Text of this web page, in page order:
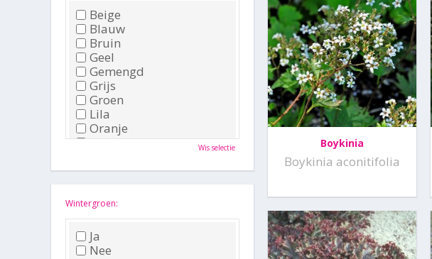
Boykinia
Boykinia aconitifolia
Beige
Blauw
Bruin
Geel
Gemengd
Grijs
Groen
Lila
Oranje
Paars
Roze
Zwart
Wis selectie
Wintergroen:
Ja
Nee